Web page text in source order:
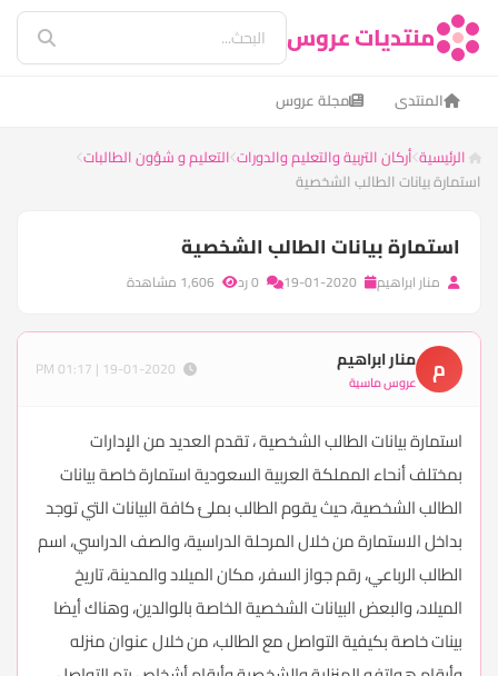
منتديات عروس
المنتدى مجلة عروس
الرئيسية أركان التربية والتعليم والدورات التعليم و شؤون الطالبات
استمارة بيانات الطالب الشخصية
استمارة بيانات الطالب الشخصية
منار ابراهيم
م منار ابراهيم
عروس ماسية
استمارة بيانات الطالب الشخصية ، تقدم العديد من الإدارات
بمختلف أنحاء المملكة العربية السعودية استمارة خاصة بيانات
الطالب الشخصية، حيث يقوم الطالب بملئ كافة البيانات التي توجد
بداخل الاستمارة من خلال المرحلة الدراسية، والصف الدراسي، اسم
الطالب الرباعي، رقم جواز السفر، مكان الميلاد والمدينة، تاريخ
الميلاد، والبعض البيانات الشخصية الخاصة بالوالدين، وهناك أيضا
بينات خاصة بكيفية التواصل مع الطالب، من خلال عنوان منزله